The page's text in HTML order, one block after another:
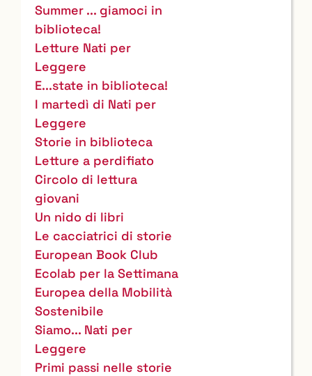
Summer ... giamoci in
biblioteca!
Letture Nati per
Leggere
E...state in biblioteca!
I martedì di Nati per
Leggere
Storie in biblioteca
Letture a perdifiato
Circolo di lettura
giovani
Un nido di libri
Le cacciatrici di storie
European Book Club
Ecolab per la Settimana
Europea della Mobilità
Sostenibile
Siamo... Nati per
Leggere
Primi passi nelle storie